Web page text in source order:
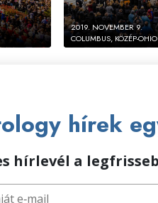
2019. NOVEMBER 9.
COLUMBUS, KÖZÉP-OHIO
hírek
hírlevél a